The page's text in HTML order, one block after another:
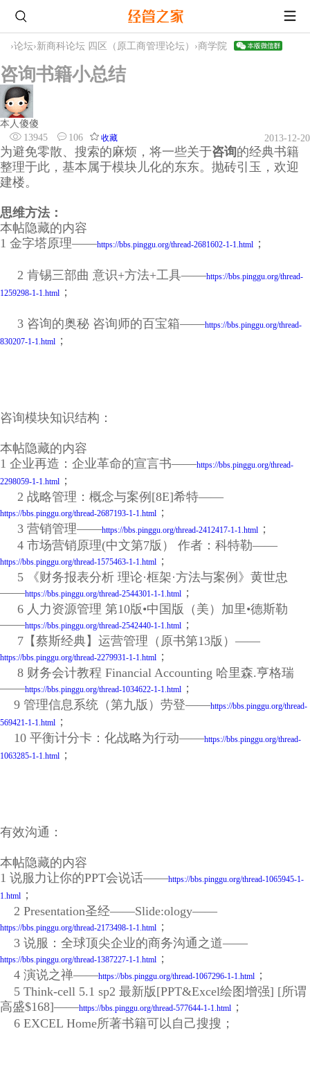
›论坛›新商科论坛 四区（原工商管理论坛） ›商学院
咨询书籍小总结
本人傻傻
13945
106 收藏 2013-12-20
为避免零散、搜索的麻烦，将一些关于咨询的经典书籍
整理于此，基本属于模块儿化的东东。抛砖引玉，欢迎
建楼。
思维方法：
本帖隐藏的内容
1 金字塔原理——https://bbs.pinggu.org/thread-2681602-1-1.html ；
2 肯锡三部曲 意识+方法+工具——https://bbs.pinggu.org/thread-
1259298-1-1.html ；
3 咨询的奥秘 咨询师的百宝箱——https://bbs.pinggu.org/thread-
830207-1-1.html ；
咨询模块知识结构：
本帖隐藏的内容
1 企业再造：企业革命的宣言书——https://bbs.pinggu.org/thread-
2298059-1-1.html ；
2 战略管理：概念与案例[8E]希特——
https://bbs.pinggu.org/thread-2687193-1-1.html ；
3 营销管理——https://bbs.pinggu.org/thread-2412417-1-1.html ；
4 市场营销原理(中文第7版） 作者：科特勒——
https://bbs.pinggu.org/thread-1575463-1-1.html ；
5 《财务报表分析 理论·框架·方法与案例》黄世忠
——https://bbs.pinggu.org/thread-2544301-1-1.html ；
6 人力资源管理 第10版•中国版（美）加里•德斯勒
——https://bbs.pinggu.org/thread-2542440-1-1.html ；
7【蔡斯经典】运营管理（原书第13版）——
https://bbs.pinggu.org/thread-2279931-1-1.html ；
8 财务会计教程 Financial Accounting 哈里森.亨格瑞
——https://bbs.pinggu.org/thread-1034622-1-1.html ；
9 管理信息系统（第九版）劳登——https://bbs.pinggu.org/thread-
569421-1-1.html ；
10 平衡计分卡：化战略为行动——https://bbs.pinggu.org/thread-
1063285-1-1.html ；
有效沟通：
本帖隐藏的内容
1 说服力让你的PPT会说话——https://bbs.pinggu.org/thread-1065945-1-
1.html ；
2 Presentation圣经——Slide:ology——
https://bbs.pinggu.org/thread-2173498-1-1.html ；
3 说服：全球顶尖企业的商务沟通之道——
https://bbs.pinggu.org/thread-1387227-1-1.html ；
4 演说之禅——https://bbs.pinggu.org/thread-1067296-1-1.html ；
5 Think-cell 5.1 sp2 最新版[PPT&Excel绘图增强] [所谓
高盛$168]——https://bbs.pinggu.org/thread-577644-1-1.html ；
6 EXCEL Home所著书籍可以自己搜搜；